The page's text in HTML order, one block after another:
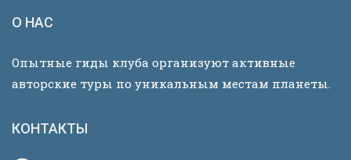
О НАС
Опытные гиды клуба организуют активные
авторские туры по уникальным местам планеты.
КОНТАКТЫ